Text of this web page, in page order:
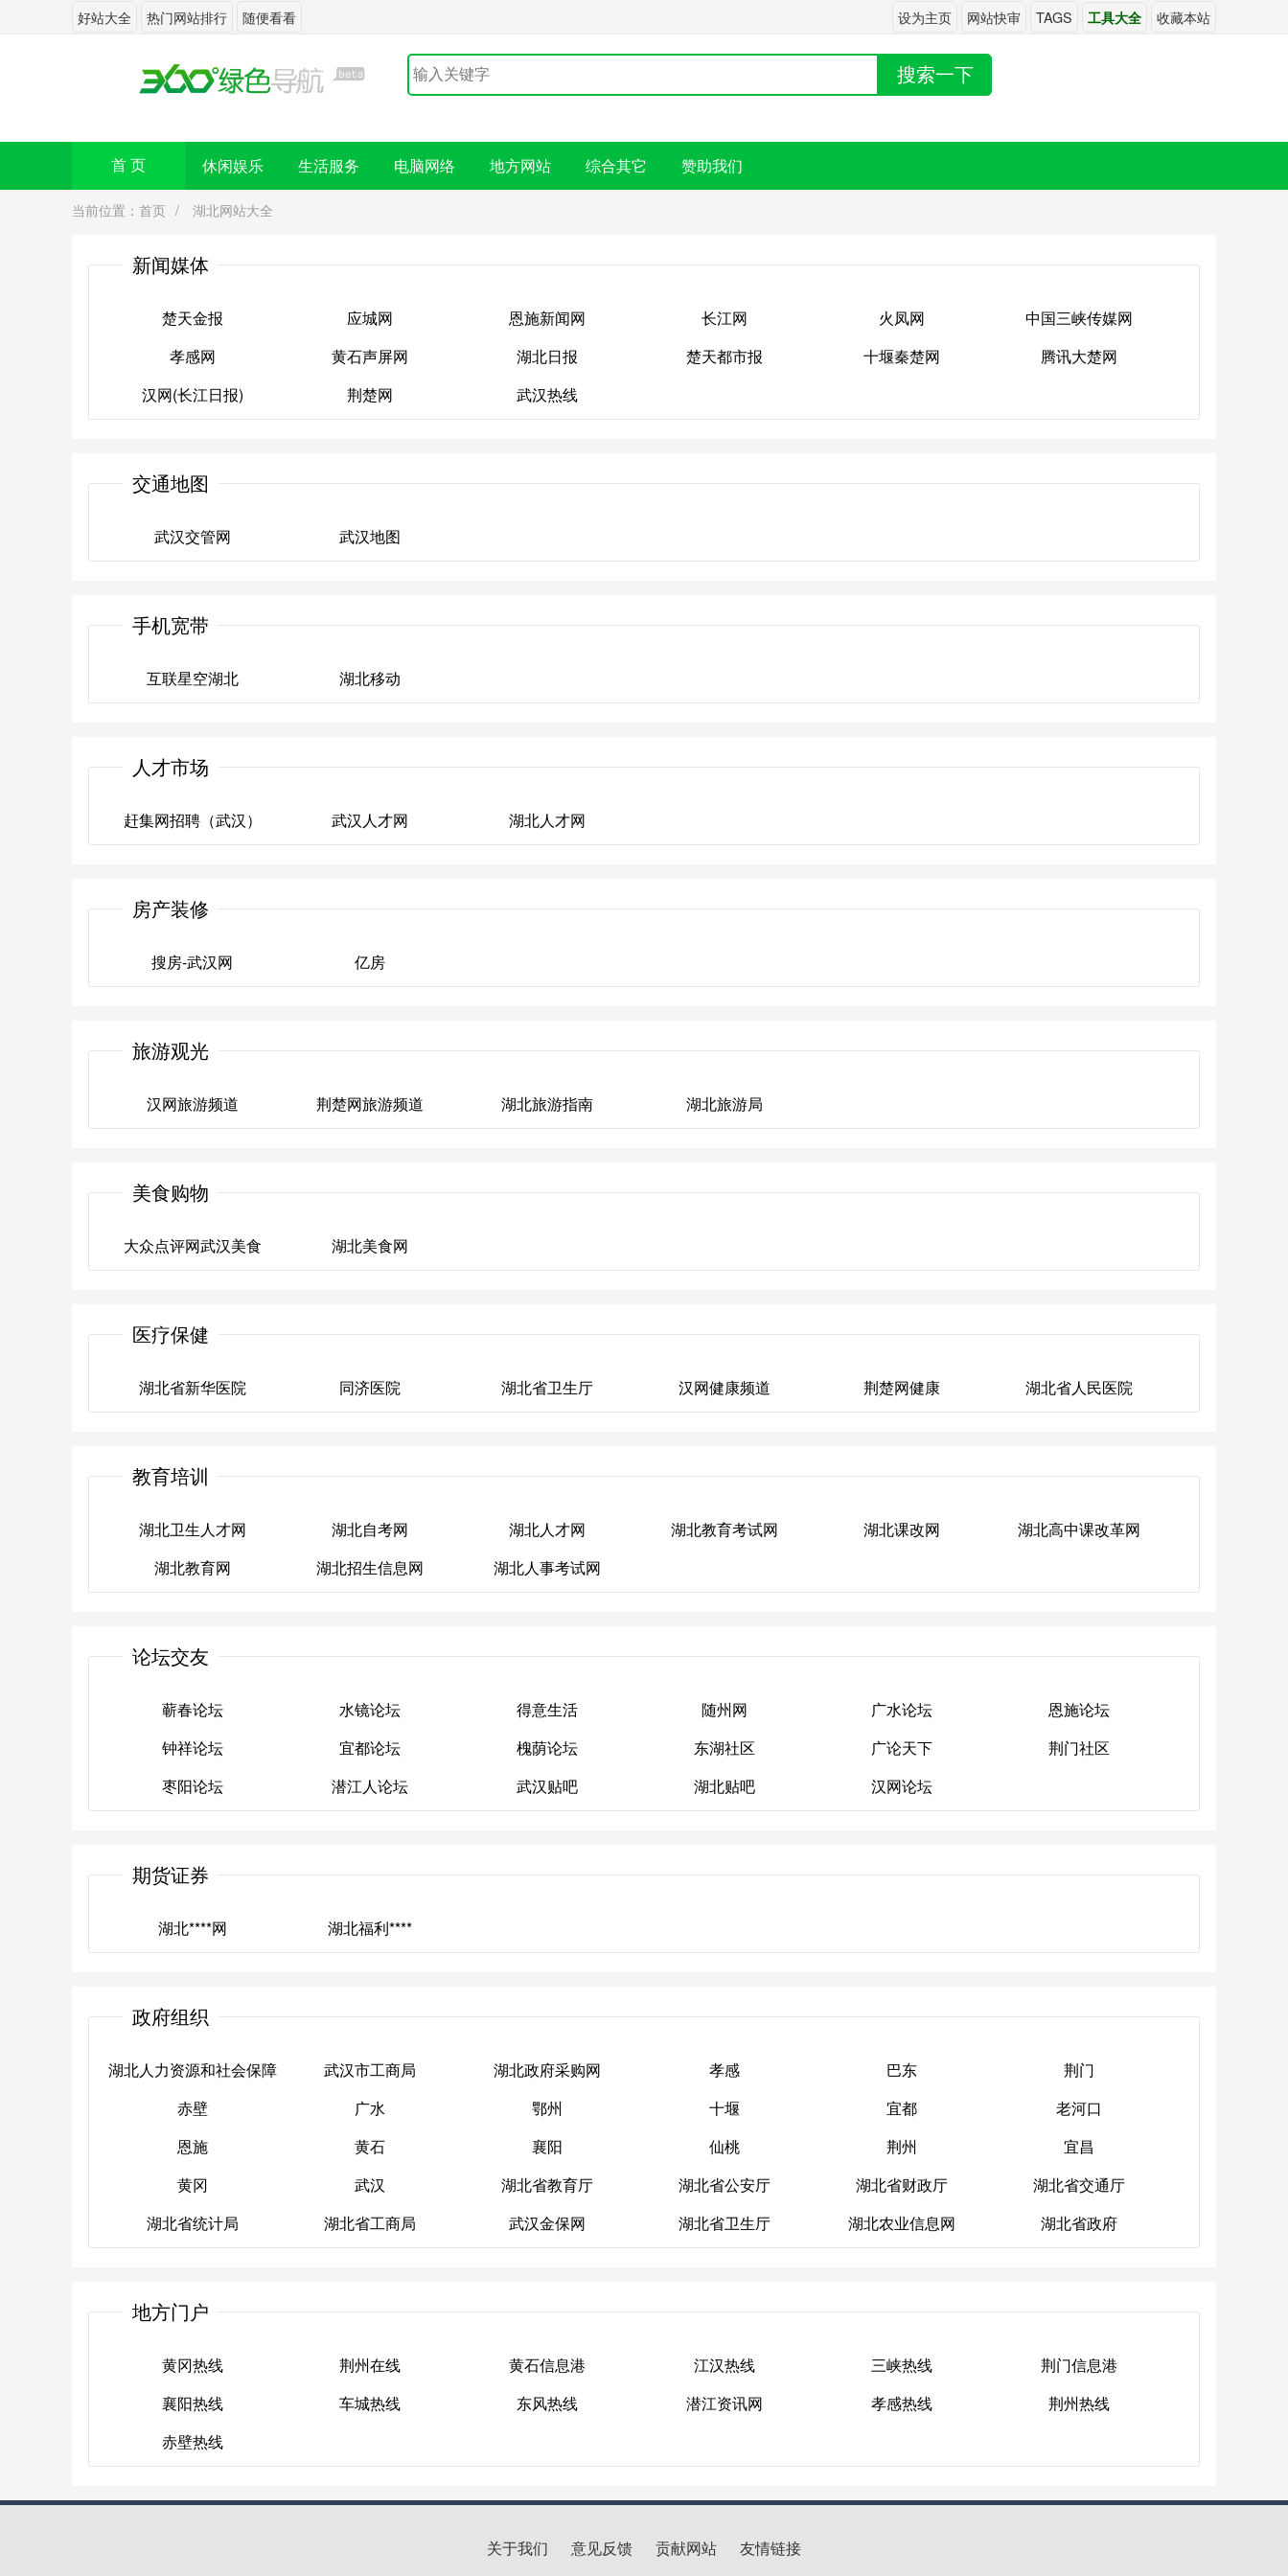
好站大全 热门网站排行 随便看看 设为主页 网站快审 TAGS 工具大全 收藏本站
搜索一下
首 页 休闲娱乐 生活服务 电脑网络 地方网站 综合其它 赞助我们
当前位置： 首页 / 湖北网站大全
新闻媒体
楚天金报
楚天金报
应城网
应城网
恩施新闻网
恩施新闻网
长江网
长江网
火凤网
火凤网
中国三峡传媒网
中国三峡传媒网
孝感网
孝感网
黄石声屏网
黄石声屏网
湖北日报
湖北日报
楚天都市报
十堰秦楚网
腾讯大楚网
汉网(长江日报)
荆楚网
武汉热线
交通地图
武汉交管网
武汉地图
手机宽带
互联星空湖北
湖北移动
人才市场
赶集网招聘（武汉）
武汉人才网
湖北人才网
房产装修
搜房-武汉网
亿房
旅游观光
汉网旅游频道
荆楚网旅游频道
湖北旅游指南
湖北旅游局
美食购物
大众点评网武汉美食
湖北美食网
医疗保健
湖北省新华医院
同济医院
湖北省卫生厅
汉网健康频道
荆楚网健康
湖北省人民医院
教育培训
湖北卫生人才网
湖北卫生人才网
湖北自考网
湖北自考网
湖北人才网
湖北人才网
湖北教育考试网
湖北课改网
湖北高中课改革网
湖北教育网
湖北招生信息网
湖北人事考试网
论坛交友
蕲春论坛
蕲春论坛
水镜论坛
水镜论坛
得意生活
得意生活
随州网
随州网
广水论坛
广水论坛
恩施论坛
恩施论坛
钟祥论坛
钟祥论坛
宜都论坛
宜都论坛
槐荫论坛
槐荫论坛
东湖社区
东湖社区
广论天下
广论天下
荆门社区
枣阳论坛
潜江人论坛
武汉贴吧
湖北贴吧
汉网论坛
期货证券
湖北****网
湖北福利****
政府组织
湖北人力资源和社会保障
厅
湖北人力资源和社会保障
厅
武汉市工商局
武汉市工商局
湖北政府采购网
湖北政府采购网
孝感
孝感
巴东
巴东
荆门
荆门
赤壁
赤壁
广水
广水
鄂州
鄂州
十堰
十堰
宜都
宜都
老河口
老河口
恩施
恩施
黄石
黄石
襄阳
襄阳
仙桃
仙桃
荆州
荆州
宜昌
宜昌
黄冈
黄冈
武汉
武汉
湖北省教育厅
湖北省教育厅
湖北省公安厅
湖北省公安厅
湖北省财政厅
湖北省财政厅
湖北省交通厅
湖北省交通厅
湖北省统计局
湖北省工商局
武汉金保网
湖北省卫生厅
湖北农业信息网
湖北省政府
地方门户
黄冈热线
黄冈热线
荆州在线
荆州在线
黄石信息港
黄石信息港
江汉热线
江汉热线
三峡热线
三峡热线
荆门信息港
荆门信息港
襄阳热线
襄阳热线
车城热线
东风热线
潜江资讯网
孝感热线
荆州热线
赤壁热线
关于我们 意见反馈 贡献网站
友情链接